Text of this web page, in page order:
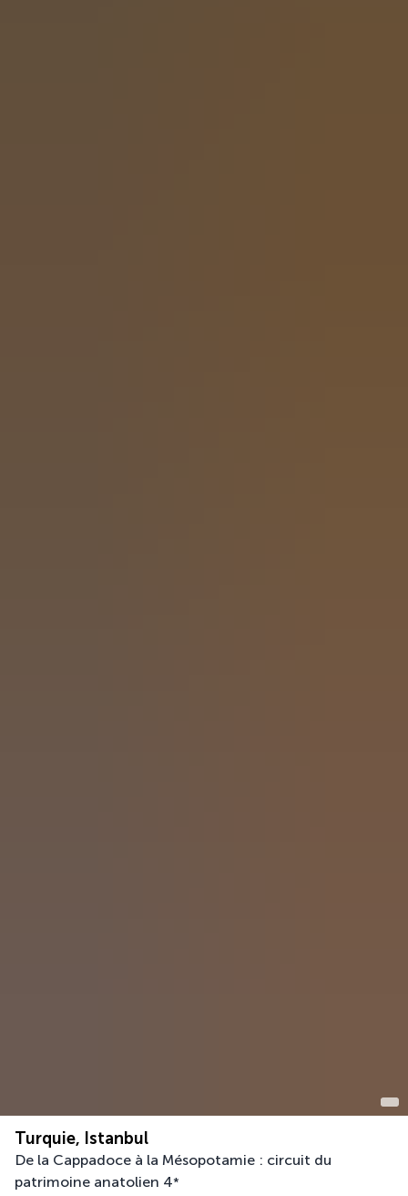
Turquie, Istanbul
De la Cappadoce à la Mésopotamie : circuit du
patrimoine anatolien 4*